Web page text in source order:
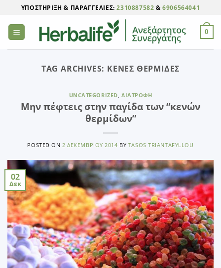
Μετάβαση
περιεχόμενο
ΥΠΟΣΤΉΡΙΞΗ & ΠΑΡΑΓΓΕΛΊΕΣ:2310887582 &6906564041
0
TAG ARCHIVES: ΚΕΝΈΣ ΘΕΡΜΊΔΕΣ
UNCATEGORIZED, ΔΙΑΤΡΟΦΉ
Μην πέφτεις στην παγίδα των “κενών
θερμίδων”
POSTED ON 2 ΔΕΚΕΜΒΡΊΟΥ 2014 BY TASOS TRIANTAFYLLOU
02
Δεκ